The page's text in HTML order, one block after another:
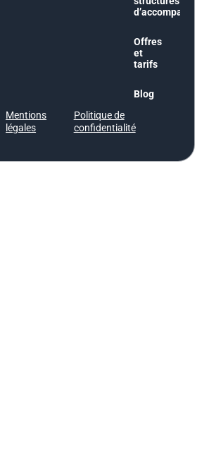
Offres
et
tarifs
Blog
Mentions
légales
Politique de
confidentialité